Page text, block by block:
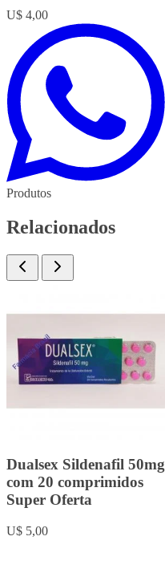
U$ 4,00
Produtos
Relacionados
Fluoxetina 20mg com 20
comprimidos